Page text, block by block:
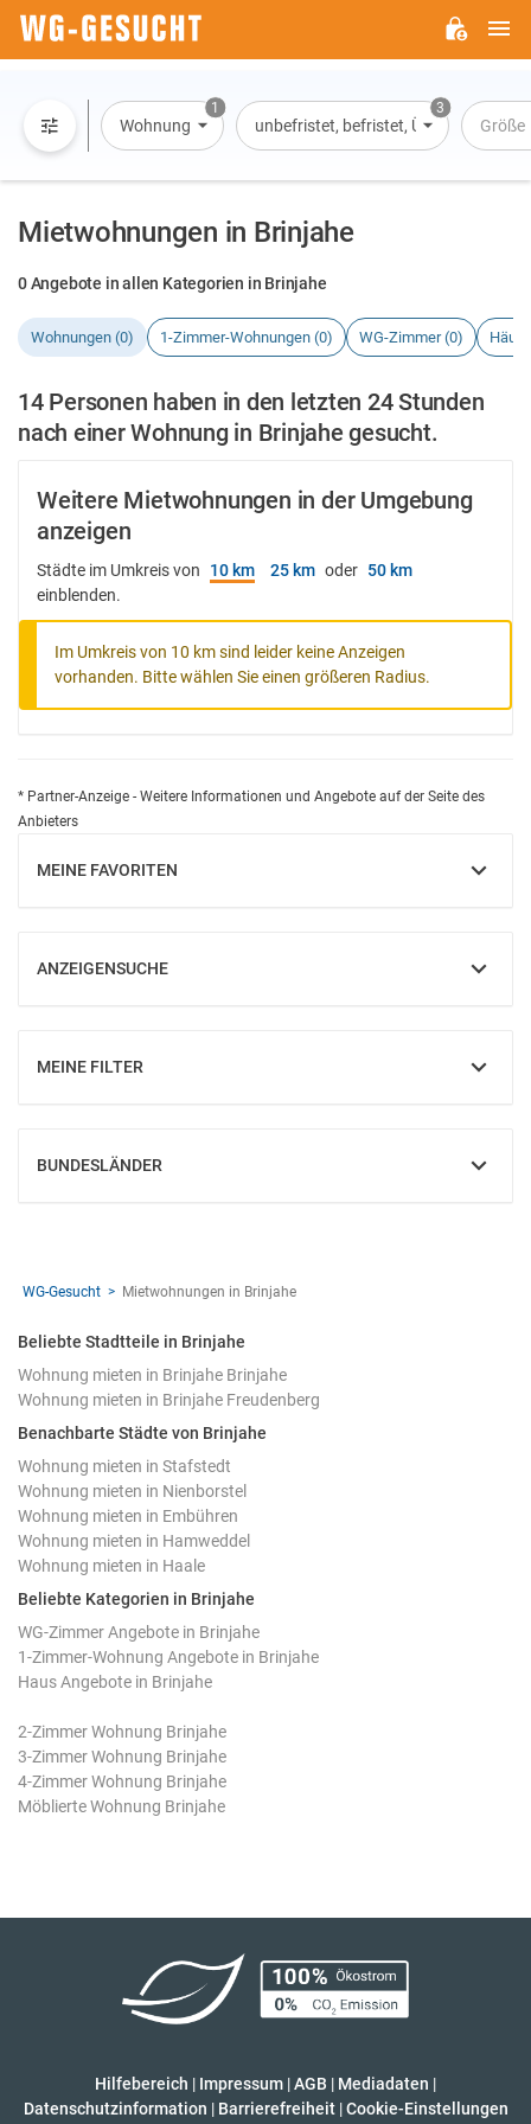
1
Wohnung
3
unbefristet, befristet, Übernachtung
Größe
Mietwohnungen in Brinjahe
0 Angebote in allen Kategorien in Brinjahe
Wohnungen (0) 1-Zimmer-Wohnungen (0) WG-Zimmer (0)
14 Personen haben in den letzten 24 Stunden
nach einer Wohnung in Brinjahe gesucht.
Weitere Mietwohnungen in der Umgebung
anzeigen
Städte im Umkreis von 10 km 25 km oder 50 km
einblenden.
Im Umkreis von 10 km sind leider keine Anzeigen
vorhanden. Bitte wählen Sie einen größeren Radius.
* Partner-Anzeige - Weitere Informationen und Angebote auf der Seite des
Anbieters
MEINE FAVORITEN
EINBLENDEN
ANZEIGENSUCHE
EINBLENDEN
MEINE FILTER
EINBLENDEN
BUNDESLÄNDER
EINBLENDEN
WG-Gesucht Mietwohnungen in Brinjahe
Beliebte Stadtteile in Brinjahe
Wohnung mieten in Brinjahe Brinjahe
Wohnung mieten in Brinjahe Freudenberg
Benachbarte Städte von Brinjahe
Wohnung mieten in Stafstedt
Wohnung mieten in Nienborstel
Wohnung mieten in Embühren
Wohnung mieten in Hamweddel
Wohnung mieten in Haale
Beliebte Kategorien in Brinjahe
WG-Zimmer Angebote in Brinjahe
1-Zimmer-Wohnung Angebote in Brinjahe
Haus Angebote in Brinjahe
2-Zimmer Wohnung Brinjahe
3-Zimmer Wohnung Brinjahe
4-Zimmer Wohnung Brinjahe
Möblierte Wohnung Brinjahe
Hilfebereich | Impressum |AGB | Mediadaten |
Datenschutzinformation | Barrierefreiheit | Cookie-Einstellungen